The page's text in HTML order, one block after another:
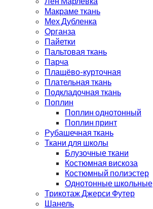
Макраме ткань
Мех Дубленка
Органза
Пайетки
Пальтовая ткань
Парча
Плащёво-курточная
Плательная ткань
Подкладочная ткань
Поплин
Поплин однотонный
Поплин принт
Рубашечная ткань
Ткани для школы
Блузочные ткани
Костюмная вискоза
Костюмный полиэстер
Однотонные школьные
Трикотаж Джерси Футер
Шанель